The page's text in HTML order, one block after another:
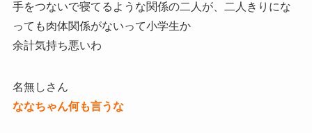
手をつないで寝てるような関係の二人が、二人きりにな
っても肉体関係がないって小学生か
余計気持ち悪いわ
名無しさん
ななちゃん何も言うな